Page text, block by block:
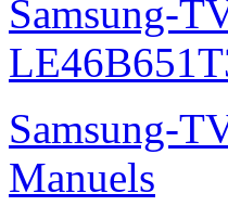
Samsung-
Samsung-
Manuels